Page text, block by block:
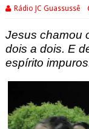
Rádio JC Guassussê
Jesus chamou
dois a dois. E
espírito